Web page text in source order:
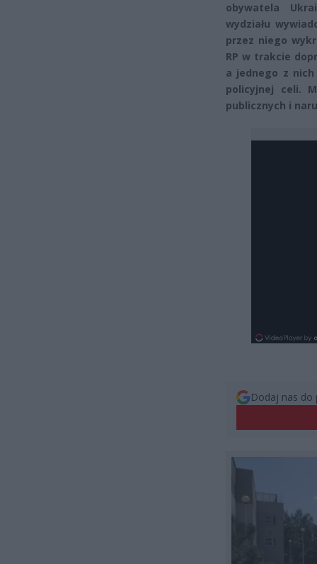
obywatela
wydziału
przez niego
RP w trakcie
a jednego z
policyjnej celi.
publicznych i
Dodaj nas do